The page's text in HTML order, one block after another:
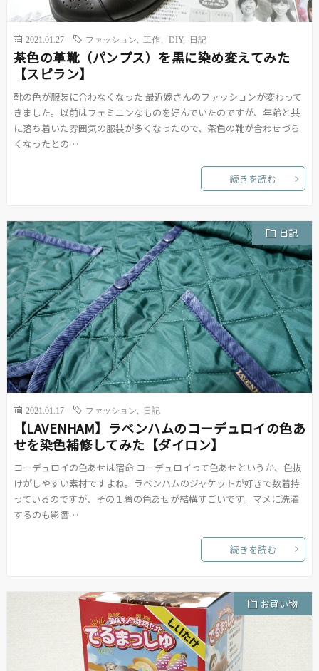
2021.01.27 ファッション 工作、DIY, 日記
茶色の革靴（パンプス）を黒に染め変えてみた
【スピラン】
靴の色が服装に合わなくなった 最近嫁さんのファッションが変わって
きました。以前はフェミニンなものを好んでいたのですが、年齢と共
に落ち着いた雰囲気の服装が多くなったので、茶色の靴が合わせづら
くなったとの…
続きを読む
日記
2021.01.17 ファッション 日記
【LAVENHAM】ラベンハムのコーデュロイの色あ
せを染色補修してみた【ダイロン】
コーデュロイの色あせは宿命 コーデュロイって色あせというか、色抜
けがしやすい素材ですよね。ラベンハムのジャケットが好きで数着持
っているのですが、その１着の色あせが結構すごいです。マメに洗濯
するのも影響…
続きを読む
お買い物